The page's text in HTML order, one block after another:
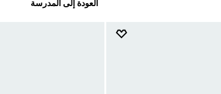
العودة إلى المدرسة